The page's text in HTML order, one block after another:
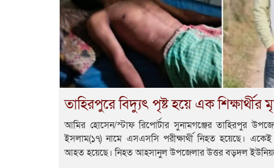
তাহিরপুরে বিদ্যুৎ পৃষ্ট হয়ে এক
আমির হোসেন/স্টাফ রিপোর্টার সুনামগঞ্জের তাহিরপুর
ইসলাম(১৭) নামে এসএসসি পরীক্ষার্থী নিহত হয়েছে।
আহত হয়েছে। নিহত আহসানুল উপজেলার উত্তর বড়দল